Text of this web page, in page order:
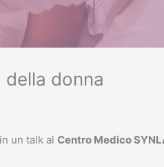
donna
un talk al Centro Medico